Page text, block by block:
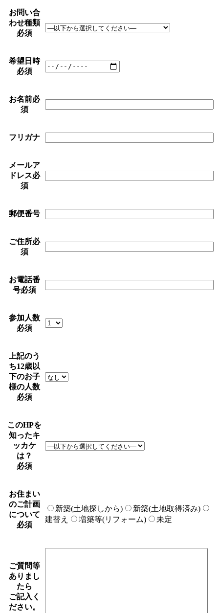
お問い合
わせ種類
必須
希望日時
必須
お名前必
須
フリガナ
メールア
ドレス必
須
郵便番号
ご住所必
須
お電話番
号必須
参加人数
必須
上記のう
ち12歳以
下のお子
様の人数
必須
このHPを
知ったキ
ッカケ
は？
必須
お住まい
のご計画
について
必須
新築(土地探しから)
新築(土地取得済み)
建替え
増築等(リフォーム) 未定
ご質問等
ありまし
たら
ご記入く
ださい。